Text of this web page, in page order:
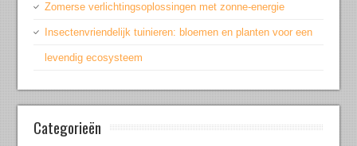
Zomerse verlichtingsoplossingen met zonne-energie
Insectenvriendelijk tuinieren: bloemen en planten voor een
levendig ecosysteem
Categorieën